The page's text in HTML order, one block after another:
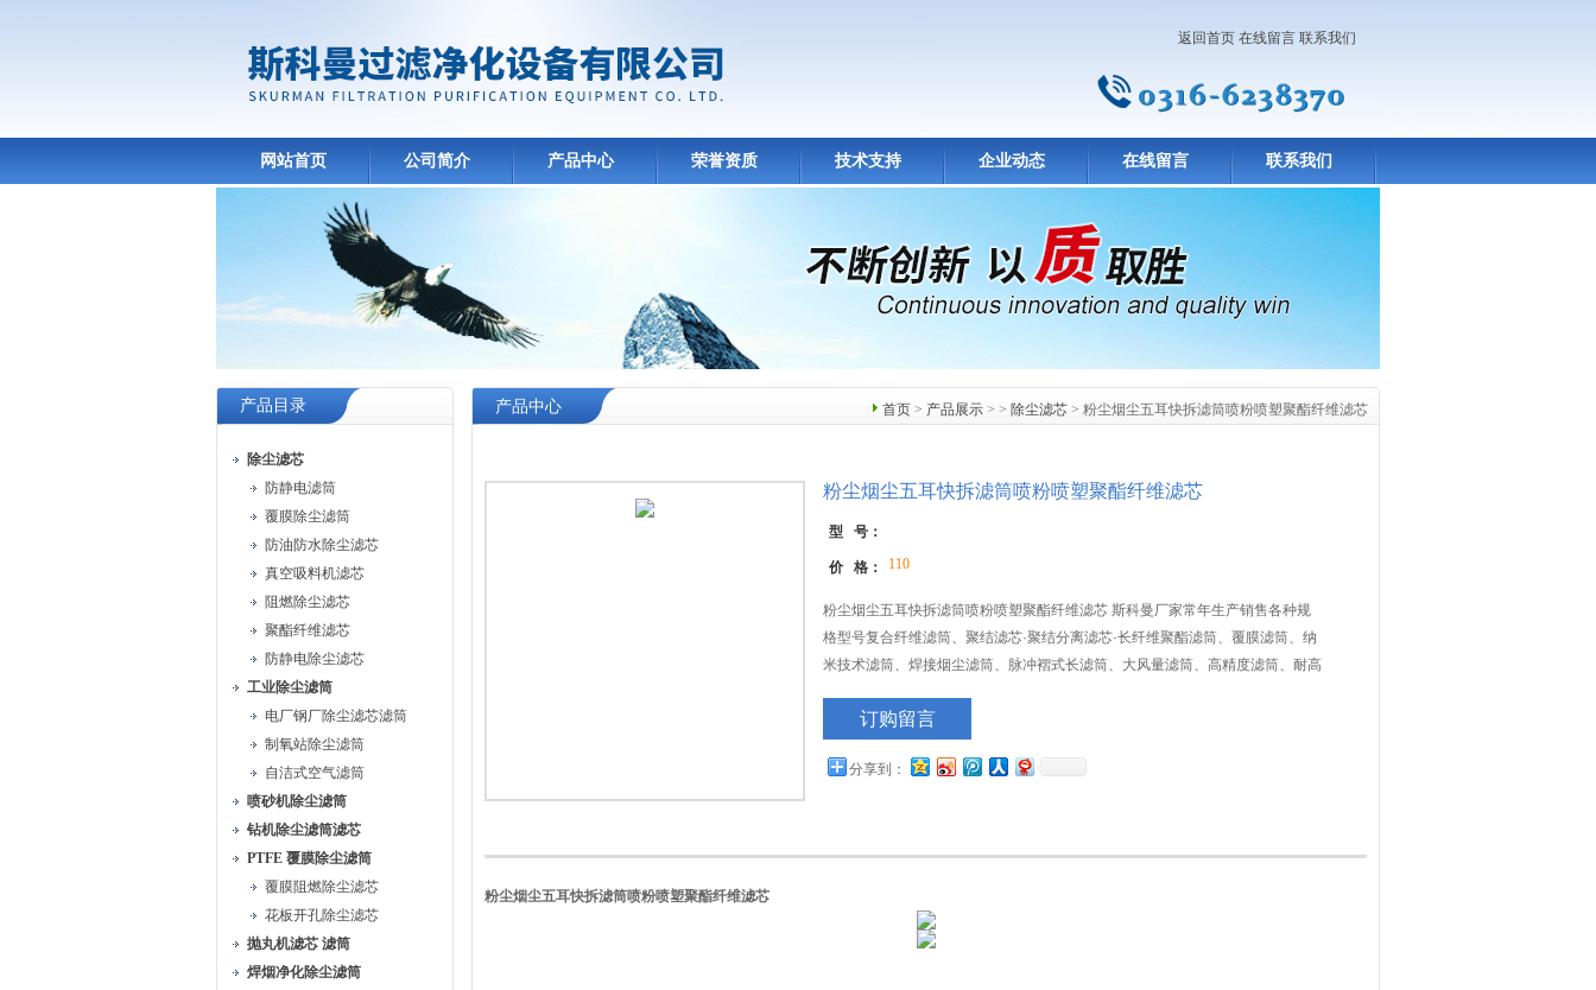
返回首页 在线留言 联系我们
网站首页 公司简介 产品中心 荣誉资质 技术支持 企业动态 在线留言 联系我们
产品目录
除尘滤芯
防静电滤筒
覆膜除尘滤筒
防油防水除尘滤芯
真空吸料机滤芯
阻燃除尘滤芯
聚酯纤维滤芯
防静电除尘滤芯
工业除尘滤筒
电厂钢厂除尘滤芯滤筒
制氧站除尘滤筒
自洁式空气滤筒
喷砂机除尘滤筒
钻机除尘滤筒滤芯
PTFE 覆膜除尘滤筒
覆膜阻燃除尘滤芯
花板开孔除尘滤芯
抛丸机滤芯 滤筒
焊烟净化除尘滤筒
首页 > 产品展示 > > 除尘滤芯 > 粉尘烟尘五耳快拆滤筒喷粉喷塑聚酯纤维滤芯
产品中心
粉尘烟尘五耳快拆滤筒喷粉喷塑聚酯纤维滤芯
型 号：
价 格： 110
粉尘烟尘五耳快拆滤筒喷粉喷塑聚酯纤维滤芯 斯科曼厂家常年生产销售各种规
格型号复合纤维滤筒、聚结滤芯·聚结分离滤芯·长纤维聚酯滤筒、覆膜滤筒、纳
米技术滤筒、焊接烟尘滤筒、脉冲褶式长滤筒、大风量滤筒、高精度滤筒、耐高
用滤筒、吸尘器专用滤芯仓顶除尘器
订购留言
分享到：
粉尘烟尘五耳快拆滤筒喷粉喷塑聚酯纤维滤芯